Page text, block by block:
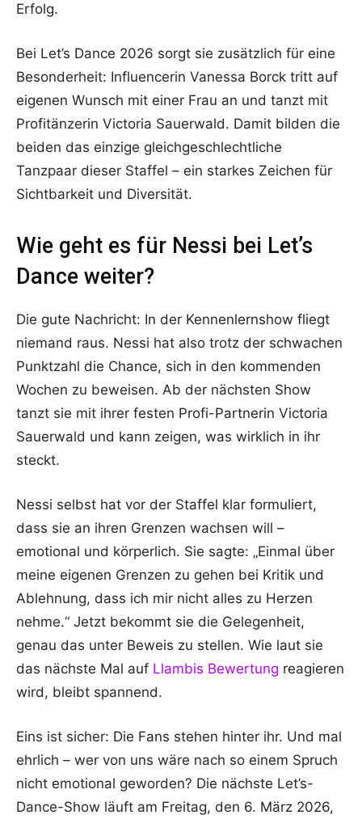
Erfolg.
Bei Let’s Dance 2026 sorgt sie zusätzlich für eine
Besonderheit: Influencerin Vanessa Borck tritt auf
eigenen Wunsch mit einer Frau an und tanzt mit
Profitänzerin Victoria Sauerwald. Damit bilden die
beiden das einzige gleichgeschlechtliche
Tanzpaar dieser Staffel – ein starkes Zeichen für
Sichtbarkeit und Diversität.
Wie geht es für Nessi bei Let’s
Dance weiter?
Die gute Nachricht: In der Kennenlernshow fliegt
niemand raus. Nessi hat also trotz der schwachen
Punktzahl die Chance, sich in den kommenden
Wochen zu beweisen. Ab der nächsten Show
tanzt sie mit ihrer festen Profi-Partnerin Victoria
Sauerwald und kann zeigen, was wirklich in ihr
steckt.
Nessi selbst hat vor der Staffel klar formuliert,
dass sie an ihren Grenzen wachsen will –
emotional und körperlich. Sie sagte: „Einmal über
meine eigenen Grenzen zu gehen bei Kritik und
Ablehnung, dass ich mir nicht alles zu Herzen
nehme.“ Jetzt bekommt sie die Gelegenheit,
genau das unter Beweis zu stellen. Wie laut sie
das nächste Mal auf Llambis Bewertung reagieren
wird, bleibt spannend.
Eins ist sicher: Die Fans stehen hinter ihr. Und mal
ehrlich – wer von uns wäre nach so einem Spruch
nicht emotional geworden? Die nächste Let’s-
Dance-Show läuft am Freitag, den 6. März 2026,